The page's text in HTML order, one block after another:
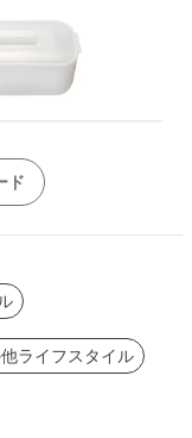
ド
ライフスタイル